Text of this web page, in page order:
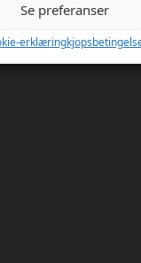
Se preferanser
erklæring